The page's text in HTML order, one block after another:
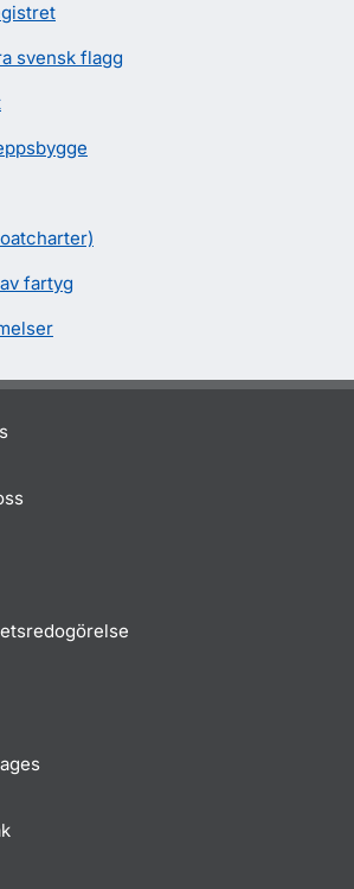
svensk flagg
fartyg